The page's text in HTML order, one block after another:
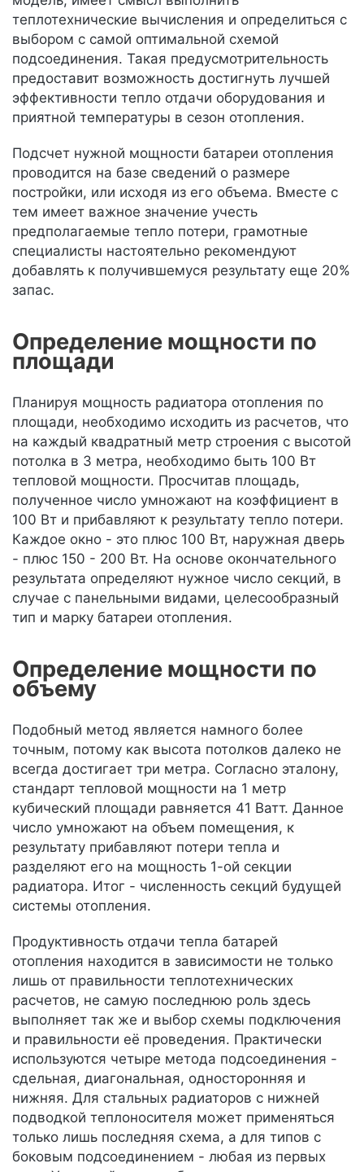
теплотехнические вычисления и определиться с
выбором с самой оптимальной схемой
подсоединения. Такая предусмотрительность
предоставит возможность достигнуть лучшей
эффективности тепло отдачи оборудования и
приятной температуры в сезон отопления.
Подсчет нужной мощности батареи отопления
проводится на базе сведений о размере
постройки, или исходя из его объема. Вместе с
тем имеет важное значение учесть
предполагаемые тепло потери, грамотные
специалисты настоятельно рекомендуют
добавлять к получившемуся результату еще 20%
запас.
Определение мощности по
площади
Планируя мощность радиатора отопления по
площади, необходимо исходить из расчетов, что
на каждый квадратный метр строения с высотой
потолка в 3 метра, необходимо быть 100 Вт
тепловой мощности. Просчитав площадь,
полученное число умножают на коэффициент в
100 Вт и прибавляют к результату тепло потери.
Каждое окно - это плюс 100 Вт, наружная дверь
- плюс 150 - 200 Вт. На основе окончательного
результата определяют нужное число секций, в
случае с панельными видами, целесообразный
тип и марку батареи отопления.
Определение мощности по
объему
Подобный метод является намного более
точным, потому как высота потолков далеко не
всегда достигает три метра. Согласно эталону,
стандарт тепловой мощности на 1 метр
кубический площади равняется 41 Ватт. Данное
число умножают на объем помещения, к
результату прибавляют потери тепла и
разделяют его на мощность 1-ой секции
радиатора. Итог - численность секций будущей
системы отопления.
Продуктивность отдачи тепла батарей
отопления находится в зависимости не только
лишь от правильности теплотехнических
расчетов, не самую последнюю роль здесь
выполняет так же и выбор схемы подключения
и правильности её проведения. Практически
используются четыре метода подсоединения -
сдельная, диагональная, односторонняя и
нижняя. Для стальных радиаторов с нижней
подводкой теплоносителя может применяться
только лишь последняя схема, а для типов с
боковым подсоединением - любая из первых